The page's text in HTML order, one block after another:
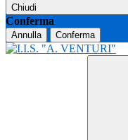
Chiudi
Conferma
Annulla Conferma